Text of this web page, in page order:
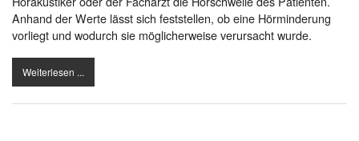
Anhand der Werte lässt sich feststellen, ob eine Hörminderung
vorliegt und wodurch sie möglicherweise verursacht wurde.
Weiterlesen ...